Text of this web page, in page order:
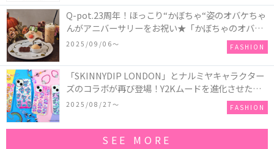
Q-pot.23周年！ほっこり“かぼちゃ“姿のオバケちゃ
んがアニバーサリーをお祝い★「かぼちゃのオバケ
ーキアクセサリー」が新発売！Q-pot CAFE.では
「かぼちゃのオバケーキプレート」も登場
2025/09/06〜 FASHION
「SKINNYDIP LONDON」とナルミヤキャラクター
ズのコラボが再び登場！Y2Kムードを進化させた新
作コレクションを発売♪
2025/08/27〜 FASHION
SEE MORE